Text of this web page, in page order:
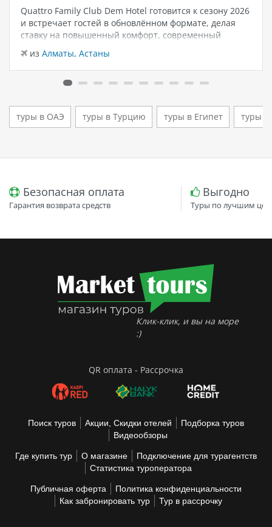
Quattro Family Club Dem Hotel готовится к сезону 2026
и встречает гостей в обновлённом формате, делая
ставку на повышенный комфорт, современный
моря. Отель остаётся популярным выбором для тех,
кто ищет семейный отель в…
из Алматы, Астаны
туры в ОАЭ туры в Турцию туры в Египет туры
Безопасная оплата
Гарантия возврата средств
Выгодно
Туры по лучшим
Клик-клик, и вы на море
:)
QR оплата - Рассрочка
Поиск туров Акции, Скидки отелей
Подборка туров
Видеообзоры
Где купить тур О магазине
Подключение для турагентств
Статистика туроператора
Публичная оферта
Политика конфиденциальности
Как забронировать тур
Тур в рассрочку